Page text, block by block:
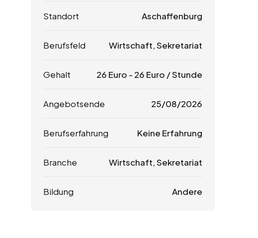
Standort Aschaffenburg
Berufsfeld Wirtschaft, Sekretariat
Gehalt 26 Euro - 26 Euro / Stunde
Angebotsende 25/08/2026
Berufserfahrung Keine Erfahrung
Branche Wirtschaft, Sekretariat
Bildung Andere